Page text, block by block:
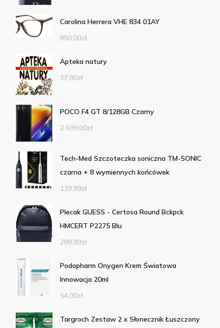
Carolina Herrera VHE 834 01AY
850,00zł
Apteka natury
37,90zł
POCO F4 GT 8/128GB Czarny
2 699,00zł
Tech-Med Szczoteczka soniczna TM-SONIC
czarna + 8 wymiennych końcówek
119,99zł
Plecak GUESS - Certosa Round Bckpck
HMCERT P2275 Blu
289,99zł
Podopharm Onygen Krem Światowa
Innowacja 20ml
54,00zł
Targroch Zestaw 2 x Słonecznik Łuszczony